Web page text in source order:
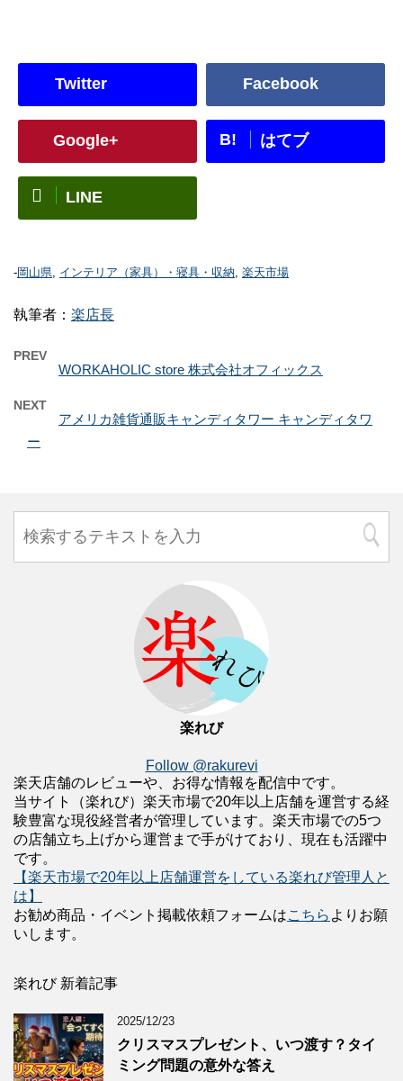
Twitter Facebook
Google+ B! はてブ
LINE
-岡山県, インテリア（家具）・寝具・収納, 楽天市場
執筆者： 楽店長
PREV
WORKAHOLIC store 株式会社オフィックス
NEXT
アメリカ雑貨通販キャンディタワー キャンディタワ
ー
楽れび
Follow @rakurevi
楽天店舗のレビューや、お得な情報を配信中です。
当サイト（楽れび）楽天市場で20年以上店舗を運営する経
験豊富な現役経営者が管理しています。楽天市場での5つ
の店舗立ち上げから運営まで手がけており、現在も活躍中
です。
【楽天市場で20年以上店舗運営をしている楽れび管理人と
は】
お勧め商品・イベント掲載依頼フォームはこちら よりお願
いします。
楽れび 新着記事
2025/12/23
クリスマスプレゼント、いつ渡す？タイ
ミング問題の意外な答え